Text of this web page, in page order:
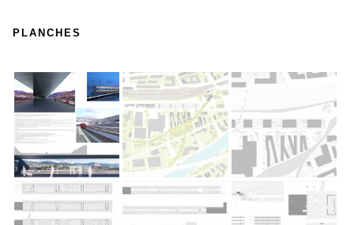
PLANCHES